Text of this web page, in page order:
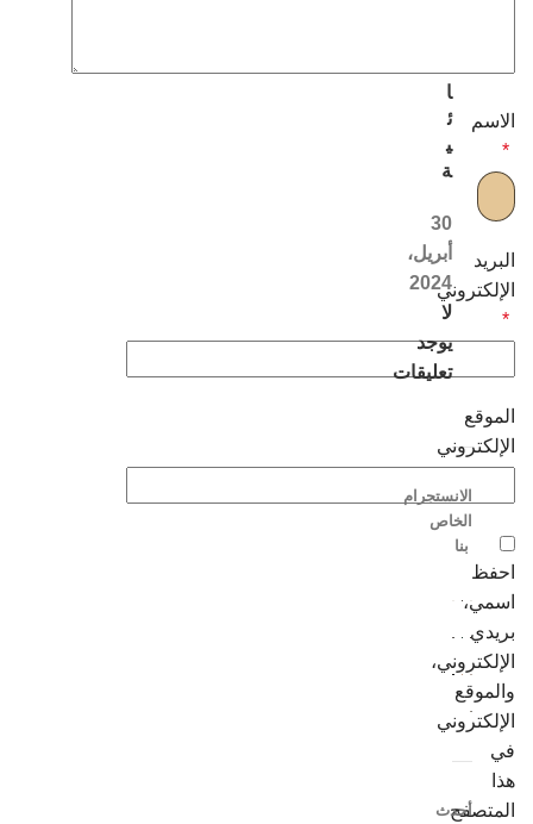
الاسم
*
البريد
الإلكتروني
*
الموقع
الإلكتروني
احفظ
اسمي،
بريدي
الإلكتروني،
والموقع
الإلكتروني
في
هذا
المتصفح
ا
ئ
ي
ة
30
أبريل،
2024
لا
يوجد
تعليقات
الانستجرام
الخاص
بنا
أحدث